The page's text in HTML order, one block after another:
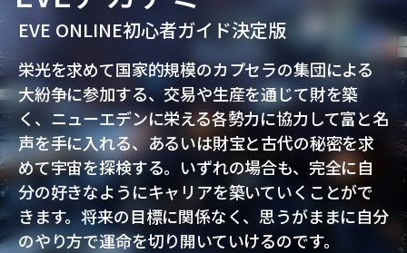
EVE ONLINE初心者ガイド決定版
栄光を求めて国家的規模のカプセラの集団による
大紛争に参加する、交易や生産を通じて財を築
く、ニューエデンに栄える各勢力に協力して富と名
声を手に入れる、あるいは財宝と古代の秘密を求
めて宇宙を探検する。いずれの場合も、完全に自
分の好きなようにキャリアを築いていくことがで
きます。将来の目標に関係なく、思うがままに自分
のやり方で運命を切り開いていけるのです。